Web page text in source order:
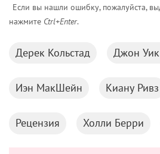
который бы убил любую другую
формации, позволял себе все
обсценная лексика, черный
всех его видах. «А что, так